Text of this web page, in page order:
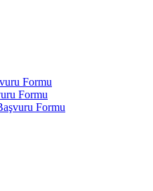
Formu
Formu
Formu